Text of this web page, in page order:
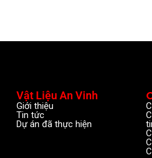
Vật Liệu An Vinh
Giới thiệu
Tin tức
Dự án đã thực hiện